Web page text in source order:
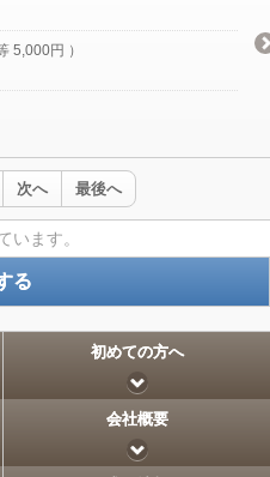
5,000円 ）
次へ 最後へ
います。
る
初めての方へ
会社概要